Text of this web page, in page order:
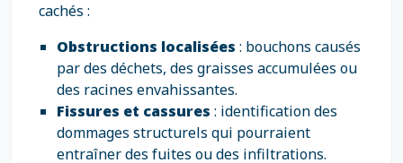
cachés :
Obstructions localisées : bouchons causés
par des déchets, des graisses accumulées ou
des racines envahissantes.
Fissures et cassures : identification des
dommages structurels qui pourraient
entraîner des fuites ou des infiltrations.